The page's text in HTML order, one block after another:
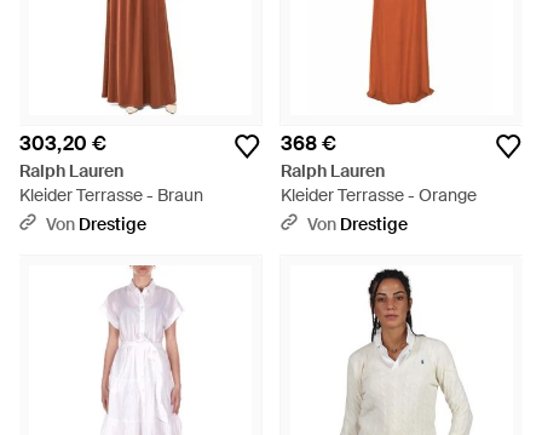
303,20 €
Ralph Lauren
Kleider Terrasse - Braun
Von Drestige
368 €
Ralph Lauren
Kleider Terrasse - Orange
Von Drestige